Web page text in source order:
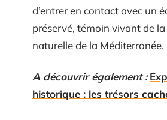
d’entrer en contact avec un
préservé, témoin vivant de la
naturelle de la Méditerranée.
A découvrir également :
historique : les trésors